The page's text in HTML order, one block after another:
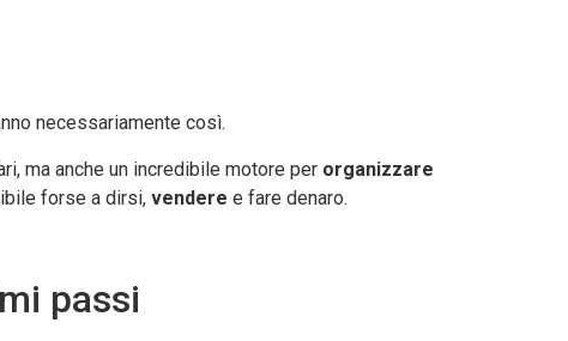
necessariamente così.
ma anche un incredibile motore per organizzare
forse a dirsi, vendere e fare denaro.
passi